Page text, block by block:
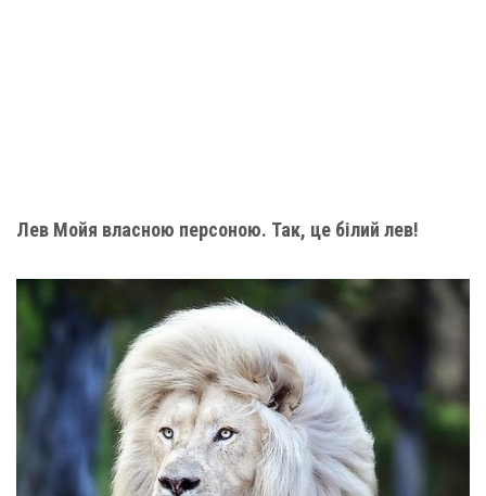
Лев Мойя власною персоною. Так, це білий лев!